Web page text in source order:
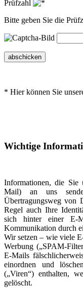
Prüfzahl
Bitte geben Sie die
abschicken
* Hier können Sie
Wichtige
Informationen, die Sie
Mail) an uns
Übertragungsweg von
Regel auch Ihre
sich hinter einer E-
Kommunikation durch
Wir setzen – wie viele
Werbung („SPAM-
E-Mails
einordnen und
(„Viren“) enthalten,
gelöscht.